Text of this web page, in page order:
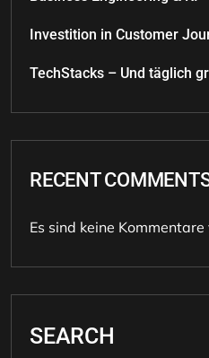
Investition in Customer
TechStacks – Und täglich
RECENT
Es sind keine
SEARCH